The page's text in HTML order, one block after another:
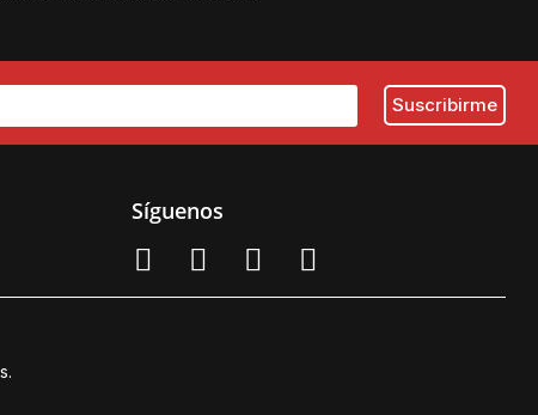
Síguenos